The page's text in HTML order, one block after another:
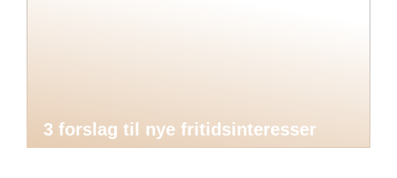
3 forslag til nye fritidsinteresser